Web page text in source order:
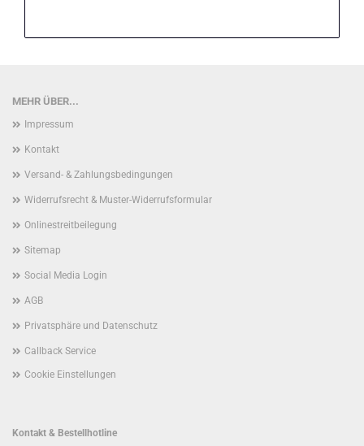
MEHR ÜBER...
Impressum
Kontakt
Versand- & Zahlungsbedingungen
Widerrufsrecht & Muster-Widerrufsformular
Onlinestreitbeilegung
Sitemap
Social Media Login
AGB
Privatsphäre und Datenschutz
Callback Service
Cookie Einstellungen
Kontakt & Bestellhotline